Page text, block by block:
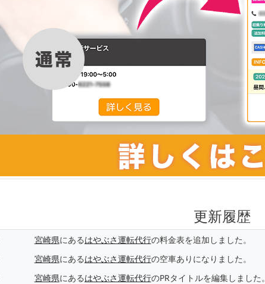
更新履歴
宮崎県にあるはやぶさ運転代行の料金表を追加しました。
宮崎県にあるはやぶさ運転代行の空車ありになりました。
宮崎県にあるはやぶさ運転代行のPRタイトルを編集しました。